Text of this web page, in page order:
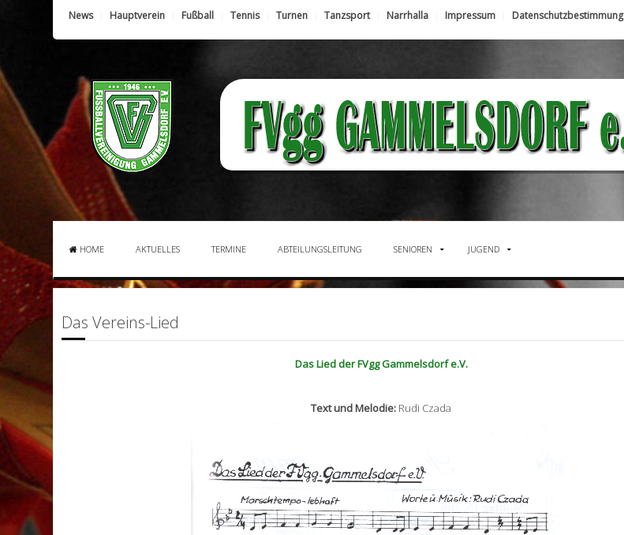
News Hauptverein Fußball Tennis Turnen Tanzsport Narrhalla Impressum Datenschutzbestimmung
HOME AKTUELLES TERMINE ABTEILUNGSLEITUNG SENIOREN JUGEND
Das Vereins-Lied
Das Lied der FVgg Gammelsdorf e.V.
Text und Melodie: Rudi Czada